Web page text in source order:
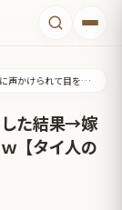
日本人が旦那に声かけられて目を覚ました結果→嫁起こす時だけクオリティ低いの草ｗｗｗ【タイ人の反応】
した結果→嫁
【タイ人の